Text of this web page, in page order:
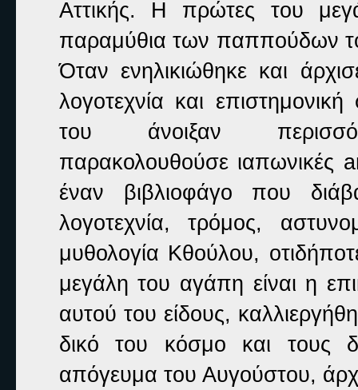
Αττικής. Η πρώτες του
παραμύθια των παππούδων
Όταν ενηλικιώθηκε και
λογοτεχνία και επιστημονική
του άνοιξαν
παρακολουθούσε ιαπωνικές
έναν βιβλιοφάγο που
λογοτεχνία, τρόμος,
μυθολογία Κθούλου,
μεγάλη του αγάπη είναι η
αυτού του είδους,
δικό του κόσμο και τους
απόγευμα του Αυγούστου,